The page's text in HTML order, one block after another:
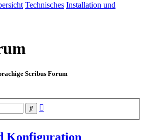
Technisches Installation und
Scribus Forum
Suche
Konfiguration